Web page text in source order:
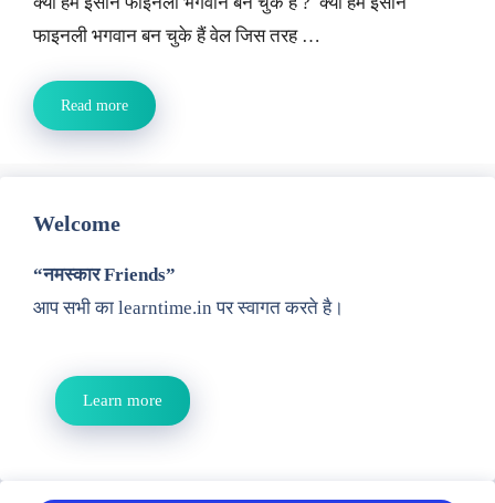
फाइनली भगवान बन चुके हैं वेल जिस तरह …
Read more
Welcome
“नमस्कार Friends”
आप सभी का learntime.in पर स्वागत करते है।
Learn more